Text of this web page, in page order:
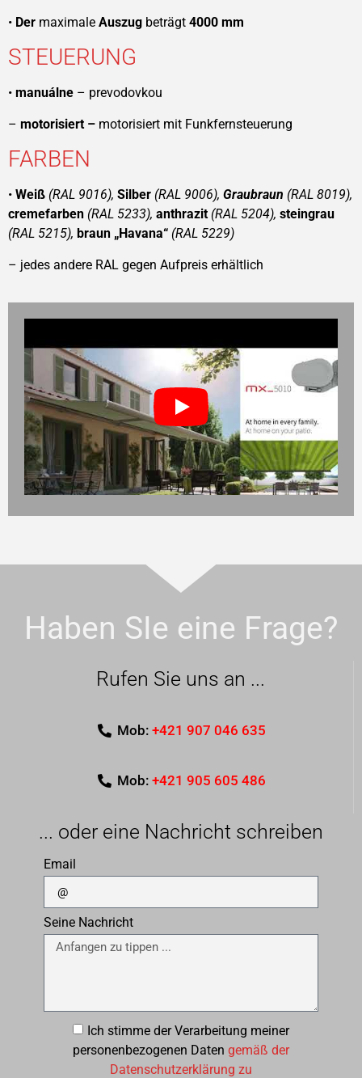
• Der maximale Auszug beträgt 4000 mm
STEUERUNG
• manuálne – prevodovkou
– motorisiert – motorisiert mit Funkfernsteuerung
FARBEN
• Weiß (RAL 9016), Silber (RAL 9006), Graubraun (RAL 8019),
cremefarben (RAL 5233), anthrazit (RAL 5204), steingrau
(RAL 5215), braun „Havana“ (RAL 5229)
– jedes andere RAL gegen Aufpreis erhältlich
Haben SIe eine Frage?
Rufen Sie uns an ...
Mob: +421 907 046 635
Mob: +421 905 605 486
... oder eine Nachricht schreiben
Email
Seine Nachricht
Ich stimme der Verarbeitung meiner
personenbezogenen Daten gemäß der
Datenschutzerklärung zu